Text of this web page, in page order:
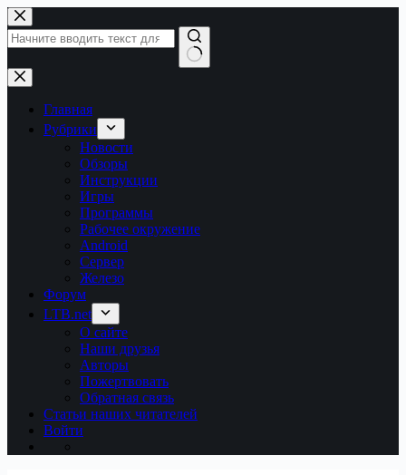
Перейти
к
сути
Ничего
не
найденоГлавная
Рубрики
Новости
Обзоры
Инструкции
Игры
Программы
Рабочее окружение
Android
Сервер
Железо
Форум
LTB.net
О сайте
Наши друзья
Авторы
Пожертвовать
Обратная связь
Статьи наших читателей
Войти